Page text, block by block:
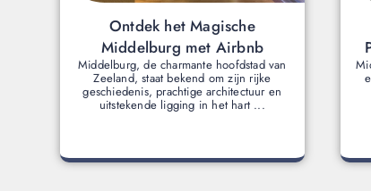
Ontdek het Magische
Middelburg met Airbnb
Middelburg, de charmante hoofdstad van
Zeeland, staat bekend om zijn rijke
geschiedenis, prachtige architectuur en
uitstekende ligging in het hart ...